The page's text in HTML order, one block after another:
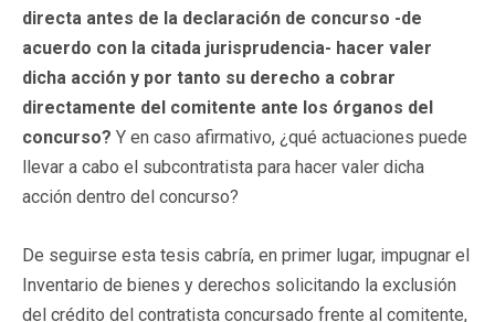
directa antes de la declaración de concurso -de
acuerdo con la citada jurisprudencia- hacer valer
dicha acción y por tanto su derecho a cobrar
directamente del comitente ante los órganos del
concurso? Y en caso afirmativo, ¿qué actuaciones puede
llevar a cabo el subcontratista para hacer valer dicha
acción dentro del concurso?
De seguirse esta tesis cabría, en primer lugar, impugnar el
Inventario de bienes y derechos solicitando la exclusión
del crédito del contratista concursado frente al comitente,